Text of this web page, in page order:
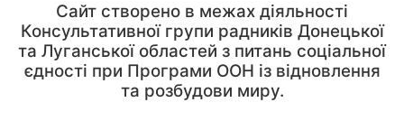
Сайт створено в межах діяльності
Консультативної групи радників Донецької
та Луганської областей з питань соціальної
єдності при Програми ООН із відновлення
та розбудови миру.